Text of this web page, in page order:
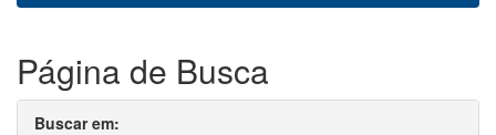
Página de Busca
Buscar em: